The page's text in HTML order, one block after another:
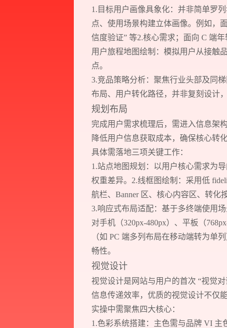
1.目标用户画像具象化：并非简单罗
点、使用场景构建立体画像。例如，
信度验证” 等2.核心需求；面向 C 端
用户旅程地图绘制：模拟用户从接触
点。
3.竞品策略分析：聚焦行业头部及同
布局、用户转化路径，并非复刻设计
规划布局
完成用户需求梳理后，需进入信息架
降低用户信息获取成本，确保核心转
具体需落地三项关键工作：
1.站点地图规划：以用户核心需求为
权重差异。2.线框图绘制：采用低
航栏、Banner 区、核心内容区、转化
3.响应式布局适配：基于多终端使用
对手机（320px-480px）、平板（
（如 PC 端多列布局在移动端转为单
畅性。
视觉设计
视觉设计是网站与用户的首次 “视觉
信息传递效率，优质的视觉设计不仅
实操中需聚焦四大核心：
1.色彩系统搭建：主色需与品牌 VI 主